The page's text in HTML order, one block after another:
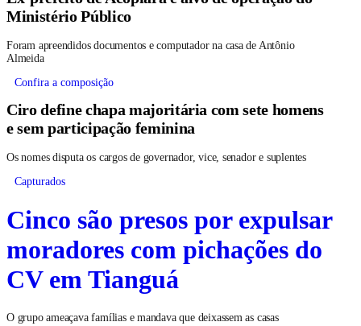
Ministério Público
Foram apreendidos documentos e computador na casa de Antônio
Almeida
Confira a composição
Ciro define chapa majoritária com sete homens
e sem participação feminina
Os nomes disputa os cargos de governador, vice, senador e suplentes
Capturados
Cinco são presos por expulsar
moradores com pichações do
CV em Tianguá
O grupo ameaçava famílias e mandava que deixassem as casas